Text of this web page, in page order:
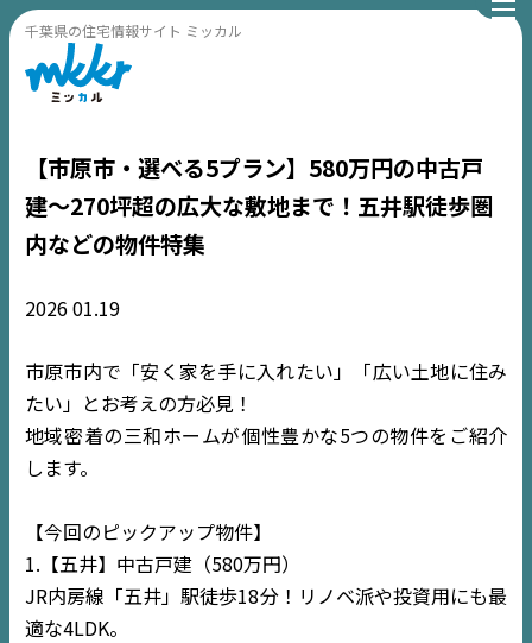
千葉県の住宅情報サイト ミッカル
【市原市・選べる5プラン】580万円の中古戸
建〜270坪超の広大な敷地まで！五井駅徒歩圏
内などの物件特集
202601.19
市原市内で「安く家を手に入れたい」「広い土地に住み
たい」とお考えの方必見！
地域密着の三和ホームが個性豊かな5つの物件をご紹介
します。
【今回のピックアップ物件】
1.【五井】中古戸建（580万円）
JR内房線「五井」駅徒歩18分！リノベ派や投資用にも最
適な4LDK。